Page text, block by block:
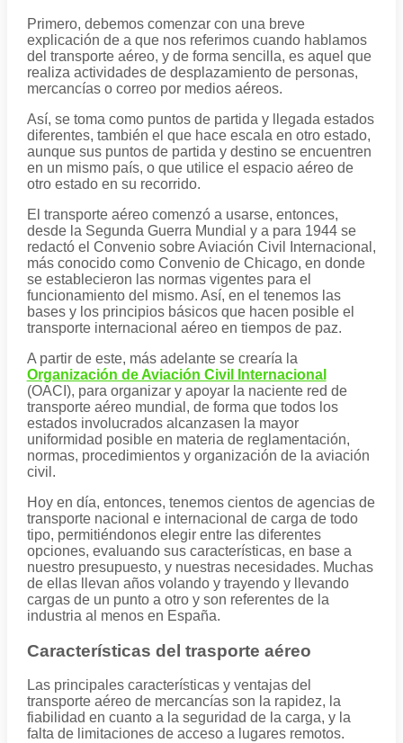
Primero, debemos comenzar con una breve
explicación de a que nos referimos cuando hablamos
del transporte aéreo, y de forma sencilla, es aquel que
realiza actividades de desplazamiento de personas,
mercancías o correo por medios aéreos.
Así, se toma como puntos de partida y llegada estados
diferentes, también el que hace escala en otro estado,
aunque sus puntos de partida y destino se encuentren
en un mismo país, o que utilice el espacio aéreo de
otro estado en su recorrido.
El transporte aéreo comenzó a usarse, entonces,
desde la Segunda Guerra Mundial y a para 1944 se
redactó el Convenio sobre Aviación Civil Internacional,
más conocido como Convenio de Chicago, en donde
se establecieron las normas vigentes para el
funcionamiento del mismo. Así, en el tenemos las
bases y los principios básicos que hacen posible el
transporte internacional aéreo en tiempos de paz.
A partir de este, más adelante se crearía la
Organización de Aviación Civil Internacional
(OACI), para organizar y apoyar la naciente red de
transporte aéreo mundial, de forma que todos los
estados involucrados alcanzasen la mayor
uniformidad posible en materia de reglamentación,
normas, procedimientos y organización de la aviación
civil.
Hoy en día, entonces, tenemos cientos de agencias de
transporte nacional e internacional de carga de todo
tipo, permitiéndonos elegir entre las diferentes
opciones, evaluando sus características, en base a
nuestro presupuesto, y nuestras necesidades. Muchas
de ellas llevan años volando y trayendo y llevando
cargas de un punto a otro y son referentes de la
industria al menos en España.
Características del trasporte aéreo
Las principales características y ventajas del
transporte aéreo de mercancías son la rapidez, la
fiabilidad en cuanto a la seguridad de la carga, y la
falta de limitaciones de acceso a lugares remotos.